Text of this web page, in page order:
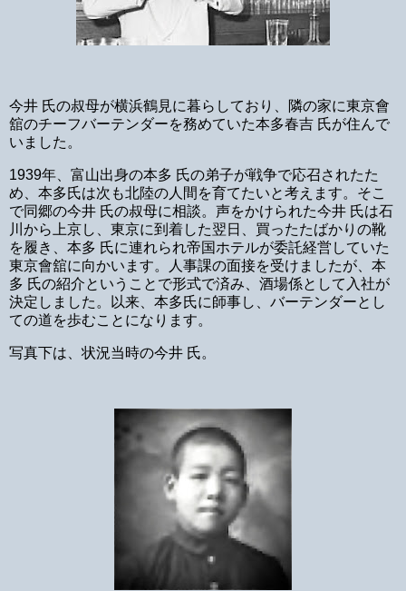
今井 氏の叔母が横浜鶴見に暮らしており、隣の家に東京會
舘のチーフバーテンダーを務めていた本多春吉 氏が住んで
いました。
1939年、富山出身の本多 氏の弟子が戦争で応召されたた
め、本多氏は次も北陸の人間を育てたいと考えます。そこ
で同郷の今井 氏の叔母に相談。声をかけられた今井 氏は石
川から上京し、東京に到着した翌日、買ったたばかりの靴
を履き、本多 氏に連れられ帝国ホテルが委託経営していた
東京會舘に向かいます。人事課の面接を受けましたが、本
多 氏の紹介ということで形式で済み、酒場係として入社が
決定しました。以来、本多氏に師事し、バーテンダーとし
ての道を歩むことになります。
写真下は、状況当時の今井 氏。